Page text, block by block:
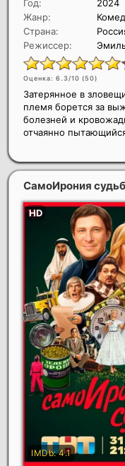
Год:
2024
Жанр:
Страна:
Режиссер:
Оценка: 6.3/10 (50)
Затерянное в
племя борется за
болезней и
отчаянно
СамоИрония